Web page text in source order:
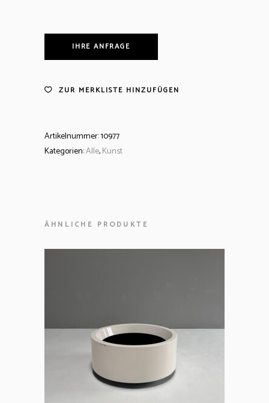
IHRE ANFRAGE
ZUR MERKLISTE HINZUFÜGEN
Artikelnummer:10977
Kategorien:Alle,Kunst
ÄHNLICHE PRODUKTE